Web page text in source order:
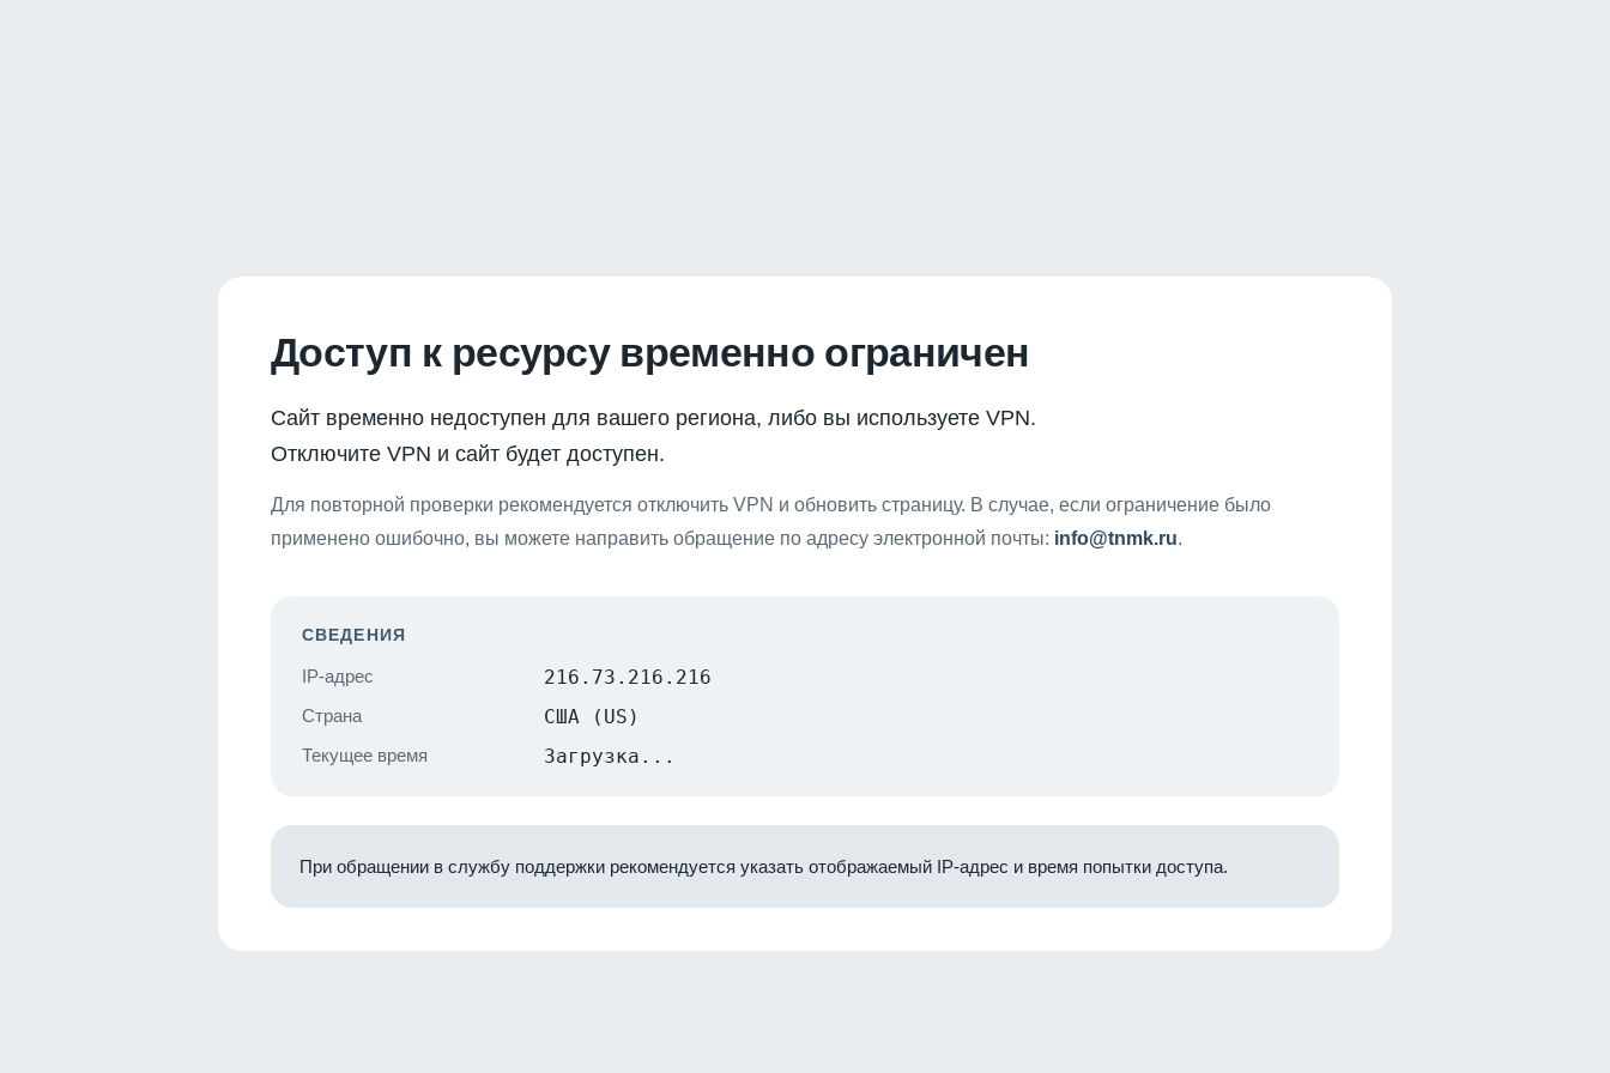
Доступ к ресурсу временно ограничен
Сайт временно недоступен для вашего региона, либо вы используете VPN.
Отключите VPN и сайт будет доступен.
Для повторной проверки рекомендуется отключить VPN и обновить страницу. В случае, если ограничение было
применено ошибочно, вы можете направить обращение по адресу электронной почты: info@tnmk.ru.
СВЕДЕНИЯ
IP-адрес 216.73.216.216
Страна США (US)
Текущее время Загрузка...
При обращении в службу поддержки рекомендуется указать отображаемый IP-адрес и время попытки доступа.